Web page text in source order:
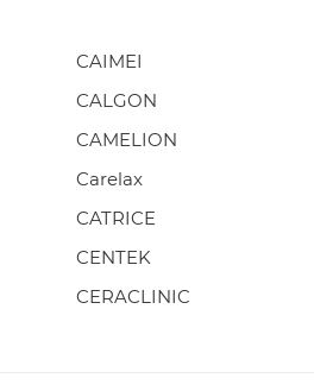
CAIMEI
CALGON
CAMELION
Carelax
CATRICE
CENTEK
CERACLINIC